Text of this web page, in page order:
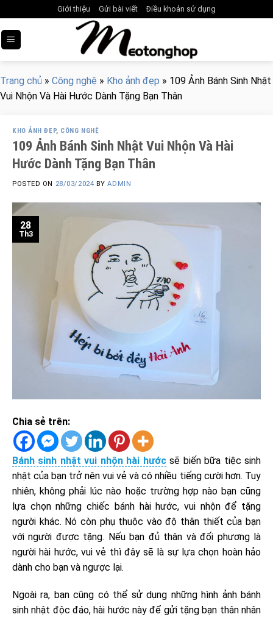
to
content
Giới thiệu Gửi bài viết Điều khoản sử dụng
Trang chủ » Công nghệ » Kho ảnh đẹp » 109 Ảnh Bánh Sinh Nhật
Vui Nhộn Và Hài Hước Dành Tặng Bạn Thân
KHO ẢNH ĐẸP, CÔNG NGHỆ
109 Ảnh Bánh Sinh Nhật Vui Nhộn Và Hài
Hước Dành Tặng Bạn Thân
POSTED ON 28/03/2024 BYADMIN
28
Th3
Chia sẻ trên:
Bánh sinh nhật vui nhộn hài hướcsẽ biến bữa tiệc sinh
nhật của bạn trở nên vui vẻ và có nhiều tiếng cười hơn. Tuy
nhiên, không phải lúc nào hoặc trường hợp nào bạn cũng
lựa chọn những chiếc bánh hài hước, vui nhộn để tặng
người khác. Nó còn phụ thuộc vào độ thân thiết của bạn
với người được tặng. Nếu bạn đủ thân và đối phương là
người hài hước, vui vẻ thì đây sẽ là sự lựa chọn hoàn hảo
dành cho bạn và ngược lại.
Ngoài ra, bạn cũng có thể sử dụng những hình ảnh bánh
sinh nhật độc đáo, hài hước này để gửi tặng bạn thân nhân